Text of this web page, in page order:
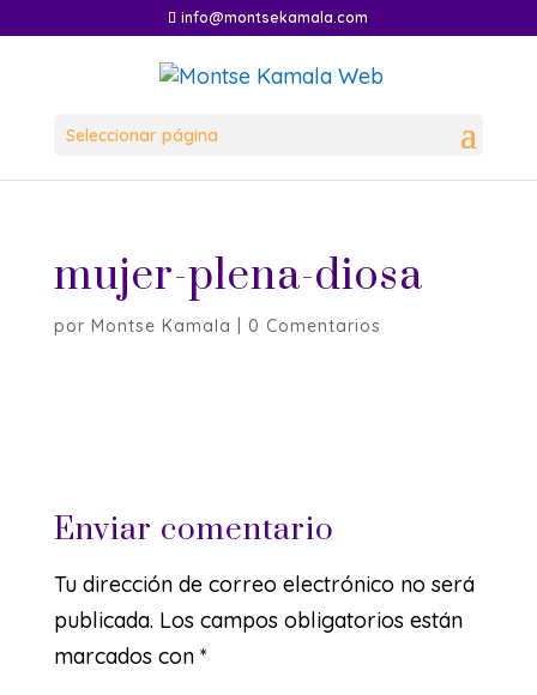
info@montsekamala.com
Seleccionar página
mujer-plena-diosa
por Montse Kamala 0 Comentarios
Enviar comentario
Tu dirección de correo electrónico no será
publicada. Los campos obligatorios están
marcados con *